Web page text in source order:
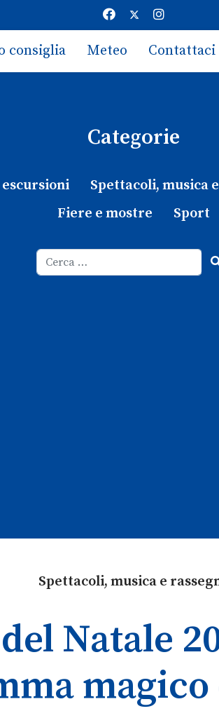
consiglia Meteo Contattaci
Categorie
Spettacoli, musica
Fiere e mostre
Sport
Spettacoli, musica e
Natale